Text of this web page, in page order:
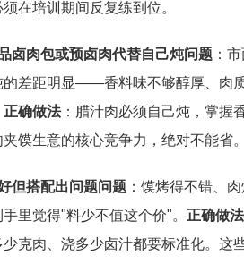
在培训期间反复练到位。
卤肉包或预卤肉代替自己炖问题 ：
的差距明显——香料味不够醇厚、肉
正确做法：腊汁肉必须自己炖，掌握
馍生意的核心竞争力，绝对不能省。
但搭配出问题问题 ：馍烤得不错、
里觉得"料少不值这个价"。 正确做法
克肉、浇多少卤汁都要标准化。这